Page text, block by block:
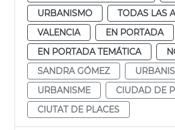
URBANISMO
TODAS LAS
VALENCIA
EN PORTADA
EN PORTADA TEMÁTICA
SANDRA GÓMEZ
URBANISME
CIUDAD DE
CIUTAT DE PLACES